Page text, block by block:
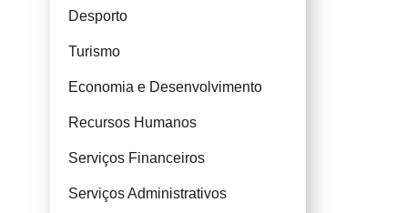
Desporto
Turismo
Economia e Desenvolvimento
Recursos Humanos
Serviços Financeiros
Serviços Administrativos